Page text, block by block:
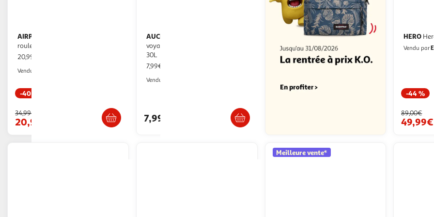
AIRPORT
roulettes - Bleu
20,99€ / pce
Vendu par
-40 %
34,99€
20,99€
AUCHAN ESSENTIEL
voyage cabine noir 47x26x25cm -
30L
7,99€ / pce
Vendu par
7,99€
HERO
Vendu par
-44 %
89,00€
49,99€
Meilleure vente*